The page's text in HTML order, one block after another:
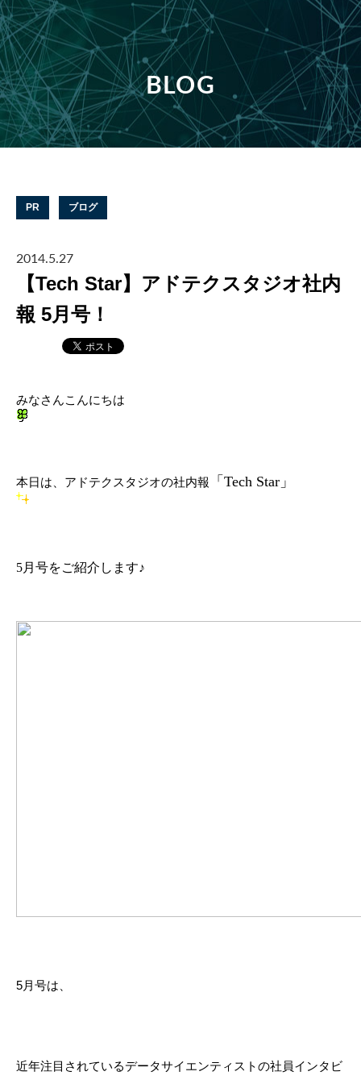
BLOG
PR ブログ
2014.5.27
【Tech Star】アドテクスタジオ社内
報 5月号！
みなさんこんにちは
本日は、アドテクスタジオの社内報 「 Tech Star 」
5月号をご紹介します♪
5月号は、
近年注目されているデータサイエンティストの社員インタビ